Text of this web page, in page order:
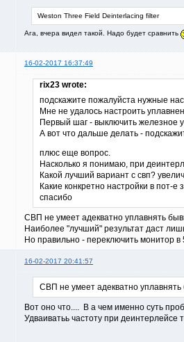
Weston Three Field Deinterlacing filter
Ага, вчера видел такой. Надо будет сравнить
16-02-2017 16:37:49
rix23 wrote:
подскажите пожалуйста нужные
Мне не удалось настроить
Первый шаг - выключить железное
А вот что дальше делать -
плюс еще вопрос.
Насколько я понимаю, при
Какой лучший вариант с свп?
Какие конкретно настройки в пот-
спасибо
СВП не умеет адекватно уплавнять
Наиболее "лучший" результат даст
Но правильно - переключить монитор в
16-02-2017 20:41:57
СВП не умеет адекватно
Вот оно что.... В а чем именно суть
Удваиватьь частоту при деинтерлейсе